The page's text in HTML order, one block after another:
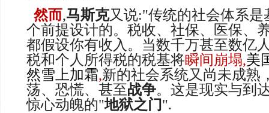
然而,马斯克又说:"传统的社会体系
个前提设计的。税收、社保、医保、
都假设你有收入。 当数千万甚至数亿
税和个人所得税的税基将瞬间崩塌,美
然雪上加霜,新的社会系统又尚未成熟
荡、恐慌、甚至战争。这是现实与到
惊心动魄的"地狱之门".